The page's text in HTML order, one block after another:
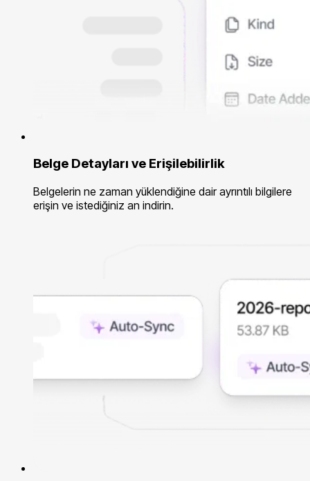
Belge Detayları ve Erişilebilirlik
Belgelerin ne zaman yüklendiğine dair ayrıntılı bilgilere
erişin ve istediğiniz an indirin.